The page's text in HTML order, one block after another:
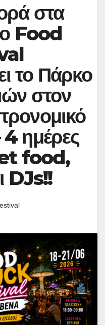
στα
Food
το Πάρκο
στον
ημέρες
food,
DJs!!